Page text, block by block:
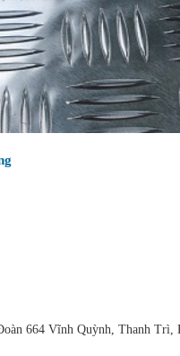
664 Vĩnh Quỳnh, Thanh Trì,